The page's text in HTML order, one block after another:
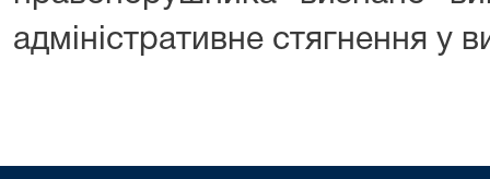
адміністративне стягнення у